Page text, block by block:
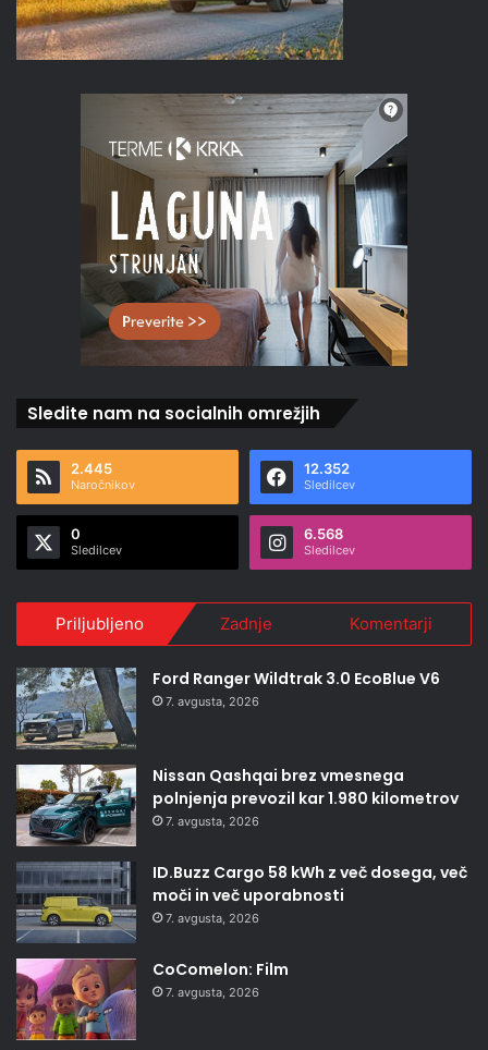
Sledite nam na socialnih omrežjih
2.445
Naročnikov
12.352
Sledilcev
0
Sledilcev
6.568
Sledilcev
Priljubljeno Zadnje Komentarji
Ford Ranger Wildtrak 3.0 EcoBlue V6
7. avgusta, 2026
Nissan Qashqai brez vmesnega
polnjenja prevozil kar 1.980 kilometrov
7. avgusta, 2026
ID.Buzz Cargo 58 kWh z več dosega, več
moči in več uporabnosti
7. avgusta, 2026
CoComelon: Film
7. avgusta, 2026